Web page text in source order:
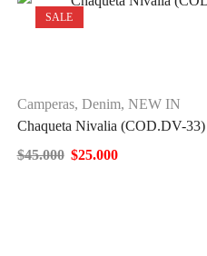
SALE
Camperas, Denim, NEW IN
Chaqueta Nivalia (COD.DV-33)
$45.000 $25.000